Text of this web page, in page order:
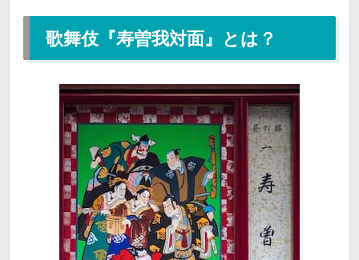
歌舞伎『寿曽我対面』とは？